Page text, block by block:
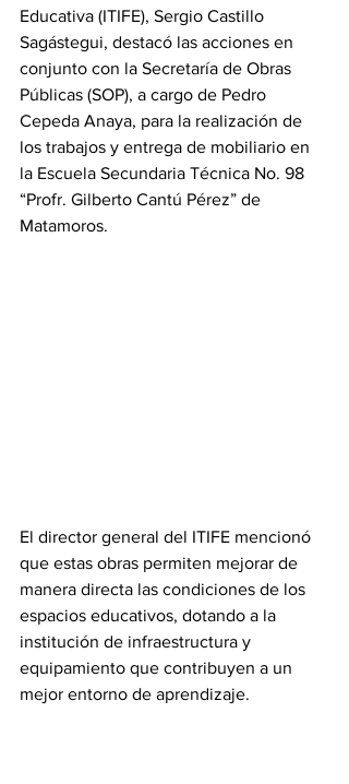
Educativa (ITIFE), Sergio Castillo
Sagástegui, destacó las acciones en
conjunto con la Secretaría de Obras
Públicas (SOP), a cargo de Pedro
Cepeda Anaya, para la realización de
los trabajos y entrega de mobiliario en
la Escuela Secundaria Técnica No. 98
“Profr. Gilberto Cantú Pérez” de
Matamoros.
El director general del ITIFE mencionó
que estas obras permiten mejorar de
manera directa las condiciones de los
espacios educativos, dotando a la
institución de infraestructura y
equipamiento que contribuyen a un
mejor entorno de aprendizaje.